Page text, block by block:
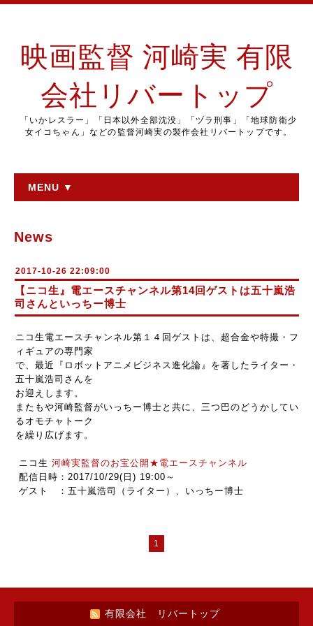
映画監督 河崎実 有限
会社リバートップ
「いかレスラー」「日本以外全部沈没」「ヅラ刑事」「地球防衛少
女イコちゃん」などの監督河崎実の製作会社リバートップです。
MENU ▼
News
2017-10-26 22:09:00
【ニコ生』電エースチャンネル第14回ゲストは五十嵐浩
司さんといっちー博士
ニコ生電エースチャンネル第１４回ゲストは、超合金や特撮・フ
ィギュアの専門家
で、最近『ロボットアニメビジネス進化論』を著したライター・
五十嵐浩司さんを
お迎えします。
またもや河崎監督がいっちー博士と共に、三つ巴のどうかしてい
るオモチャトーク
を繰り広げます。
ニコ生 河崎実監督のお宝公開★電エースチャンネル
配信日時：2017/10/29(日) 19:00～
ゲスト ：五十嵐浩司（ライター）、いっちー博士
1
有限会社 リバートップ